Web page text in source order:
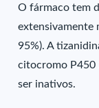
O fármaco tem
extensivamente
95%). A
citocromo P450
ser inativos.